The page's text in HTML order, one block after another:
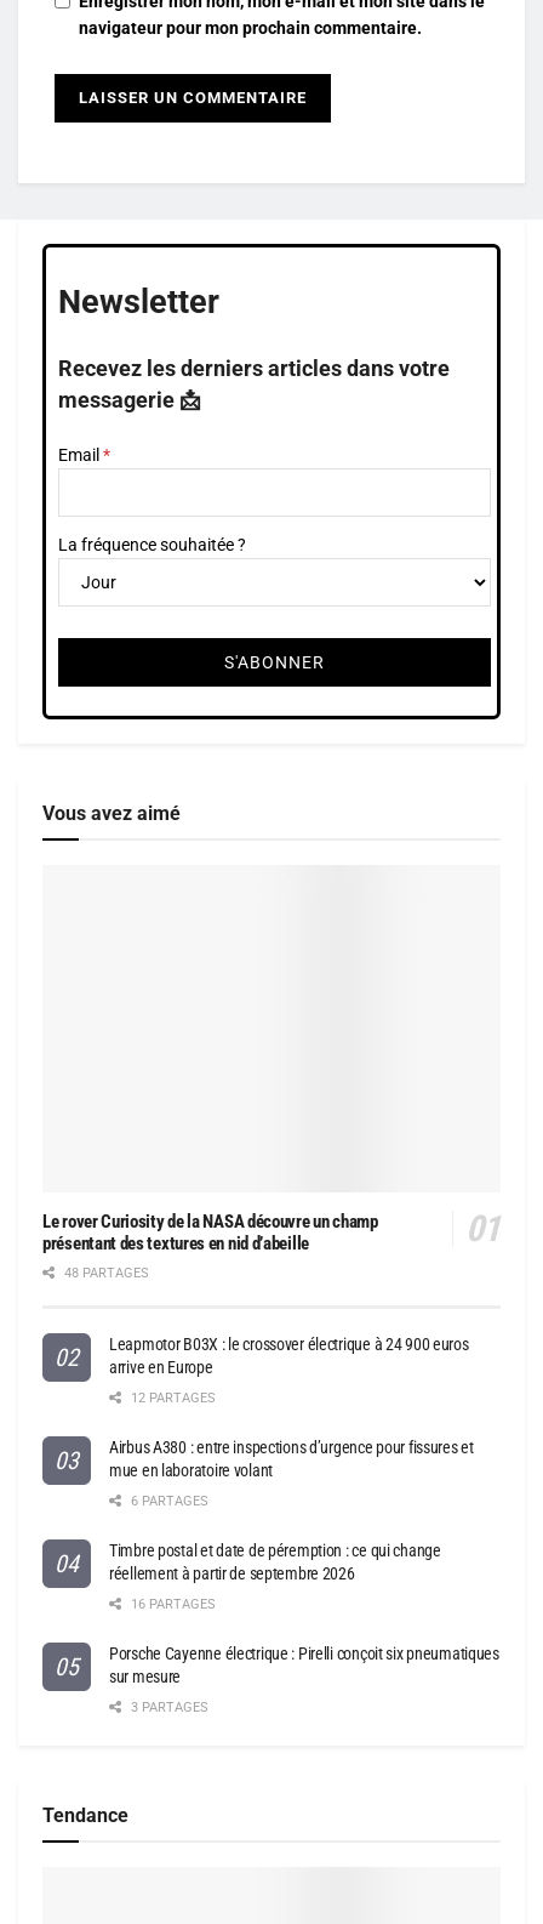
navigateur pour mon prochain commentaire.
Newsletter
Recevez les derniers articles dans votre
messagerie 📩
Email
La fréquence souhaitée ?
Vous avez aimé
Le rover Curiosity de la NASA découvre un champ
présentant des textures en nid d’abeille
48 PARTAGES
Leapmotor B03X : le crossover électrique à 24 900 euros
arrive en Europe
12 PARTAGES
Airbus A380 : entre inspections d’urgence pour fissures et
mue en laboratoire volant
6 PARTAGES
Timbre postal et date de péremption : ce qui change
réellement à partir de septembre 2026
16 PARTAGES
Porsche Cayenne électrique : Pirelli conçoit six pneumatiques
sur mesure
3 PARTAGES
Tendance